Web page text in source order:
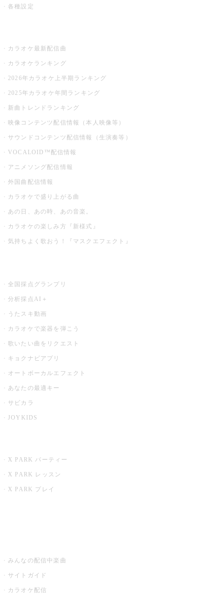
各種設定
カラオケ最新配信曲
カラオケランキング
2026年カラオケ上半期ランキング
2025年カラオケ年間ランキング
新曲トレンドランキング
映像コンテンツ配信情報（本人映像等）
サウンドコンテンツ配信情報（生演奏等）
VOCALOID™配信情報
アニメソング配信情報
外国曲配信情報
カラオケで盛り上がる曲
あの日、あの時、あの音楽。
カラオケの楽しみ方『新様式』
気持ちよく歌おう！『マスクエフェクト』
全国採点グランプリ
分析採点AI＋
うたスキ動画
カラオケで楽器を弾こう
歌いたい曲をリクエスト
キョクナビアプリ
オートボーカルエフェクト
あなたの最適キー
サビカラ
JOYKIDS
X PARK パーティー
X PARK レッスン
X PARK プレイ
みんなの配信中楽曲
サイトガイド
カラオケ配信